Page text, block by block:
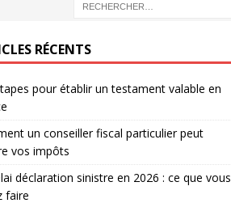
RÉCENTS
pour établir un testament valable en
un conseiller fiscal particulier peut
vos impôts
déclaration sinistre en 2026 : ce que vous
faire